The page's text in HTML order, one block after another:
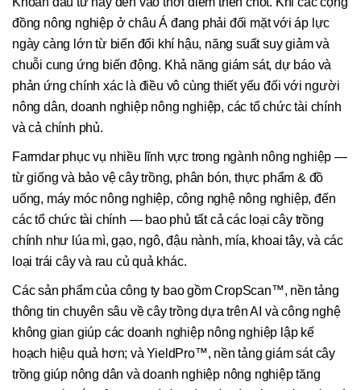
đồng nông nghiệp ở châu Á đang phải đối mặt với áp lực
ngày càng lớn từ biến đổi khí hậu, năng suất suy giảm và
chuỗi cung ứng biến động. Khả năng giám sát, dự báo và
phản ứng chính xác là điều vô cùng thiết yếu đối với người
nông dân, doanh nghiệp nông nghiệp, các tổ chức tài chính
và cả chính phủ.
Farmdar phục vụ nhiều lĩnh vực trong ngành nông nghiệp —
từ giống và bảo vệ cây trồng, phân bón, thực phẩm & đồ
uống, máy móc nông nghiệp, công nghệ nông nghiệp, đến
các tổ chức tài chính — bao phủ tất cả các loại cây trồng
chính như lúa mì, gạo, ngô, đậu nành, mía, khoai tây, và các
loại trái cây và rau củ quả khác.
Các sản phẩm của công ty bao gồm CropScan™, nền tảng
thông tin chuyên sâu về cây trồng dựa trên AI và công nghệ
không gian giúp các doanh nghiệp nông nghiệp lập kế
hoạch hiệu quả hơn; và YieldPro™, nền tảng giám sát cây
trồng giúp nông dân và doanh nghiệp nông nghiệp tăng